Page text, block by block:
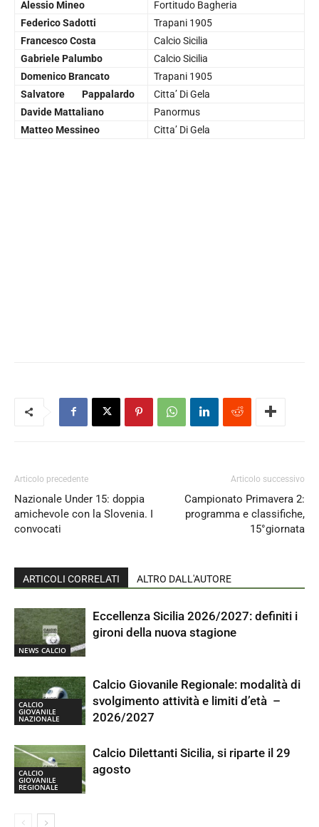
Alessio Mineo
Fortitudo Bagheria
Federico Sadotti
Trapani 1905
Francesco Costa
Calcio Sicilia
Gabriele Palumbo
Calcio Sicilia
Domenico Brancato
Trapani 1905
Salvatore Pappalardo
Citta’ Di Gela
Davide Mattaliano
Panormus
Matteo Messineo
Citta’ Di Gela
Articolo precedente
Nazionale Under 15: doppia
amichevole con la Slovenia. I
convocati
Articolo successivo
Campionato Primavera 2:
programma e classifiche,
15°giornata
ARTICOLI CORRELATI ALTRO DALL'AUTORE
NEWS CALCIO
Eccellenza Sicilia 2026/2027: definiti i
gironi della nuova stagione
CALCIO
GIOVANILE
NAZIONALE
Calcio Giovanile Regionale: modalità di
svolgimento attività e limiti d’età –
2026/2027
CALCIO
GIOVANILE
REGIONALE
Calcio Dilettanti Sicilia, si riparte il 29
agosto